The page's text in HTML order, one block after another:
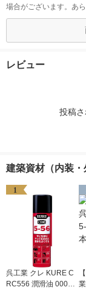
場合がございます。あ
レビュー
投稿さ
建築資材（内装
1
呉工業 クレ KURE C
RC556 潤滑油 00000